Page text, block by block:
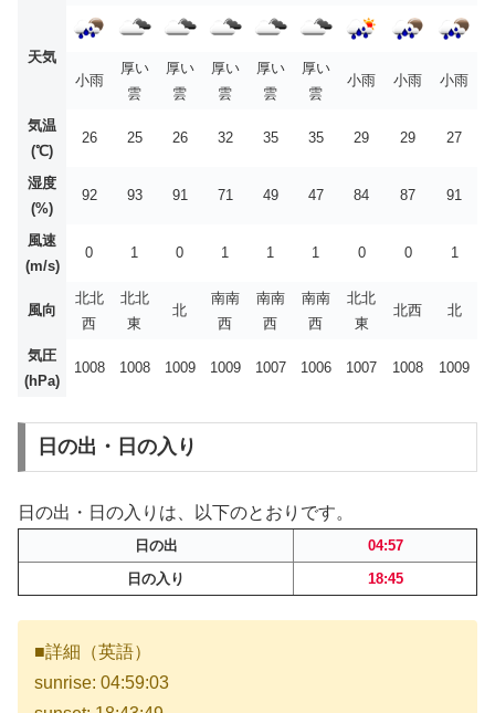
天気
小雨
厚い
雲
厚い
雲
厚い
雲
厚い
雲
厚い
雲
小雨 小雨 小雨
気温
(℃)
26 25 26 32 35 35 29 29 27
湿度
(%)
92 93 91 71 49 47 84 87 91
風速
(m/s)
0 1 0 1 1 1 0 0 1
風向
北北
西
北北
東
北
南南
西
南南
西
南南
西
北北
東
北西 北
気圧
(hPa)
1008 1008 1009 1009 1007 1006 1007 1008 1009
日の出・日の入り
日の出・日の入りは、以下のとおりです。
日の出
04:57
日の入り
18:45
■詳細（英語）
sunrise: 04:59:03